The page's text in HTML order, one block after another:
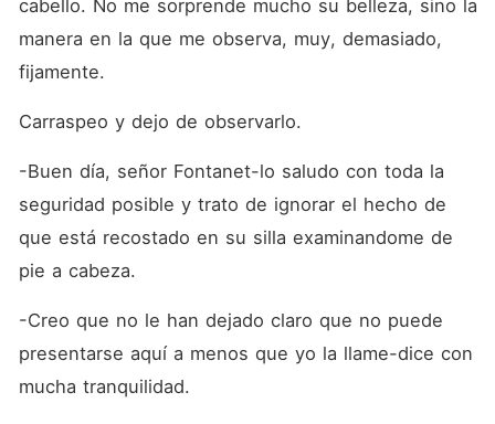
cabello. No me sorprende mucho su belleza, sino la
manera en la que me observa, muy, demasiado,
fijamente.
Carraspeo y dejo de observarlo.
-Buen día, señor Fontanet-lo saludo con toda la
seguridad posible y trato de ignorar el hecho de
que está recostado en su silla examinandome de
pie a cabeza.
-Creo que no le han dejado claro que no puede
presentarse aquí a menos que yo la llame-dice con
mucha tranquilidad.